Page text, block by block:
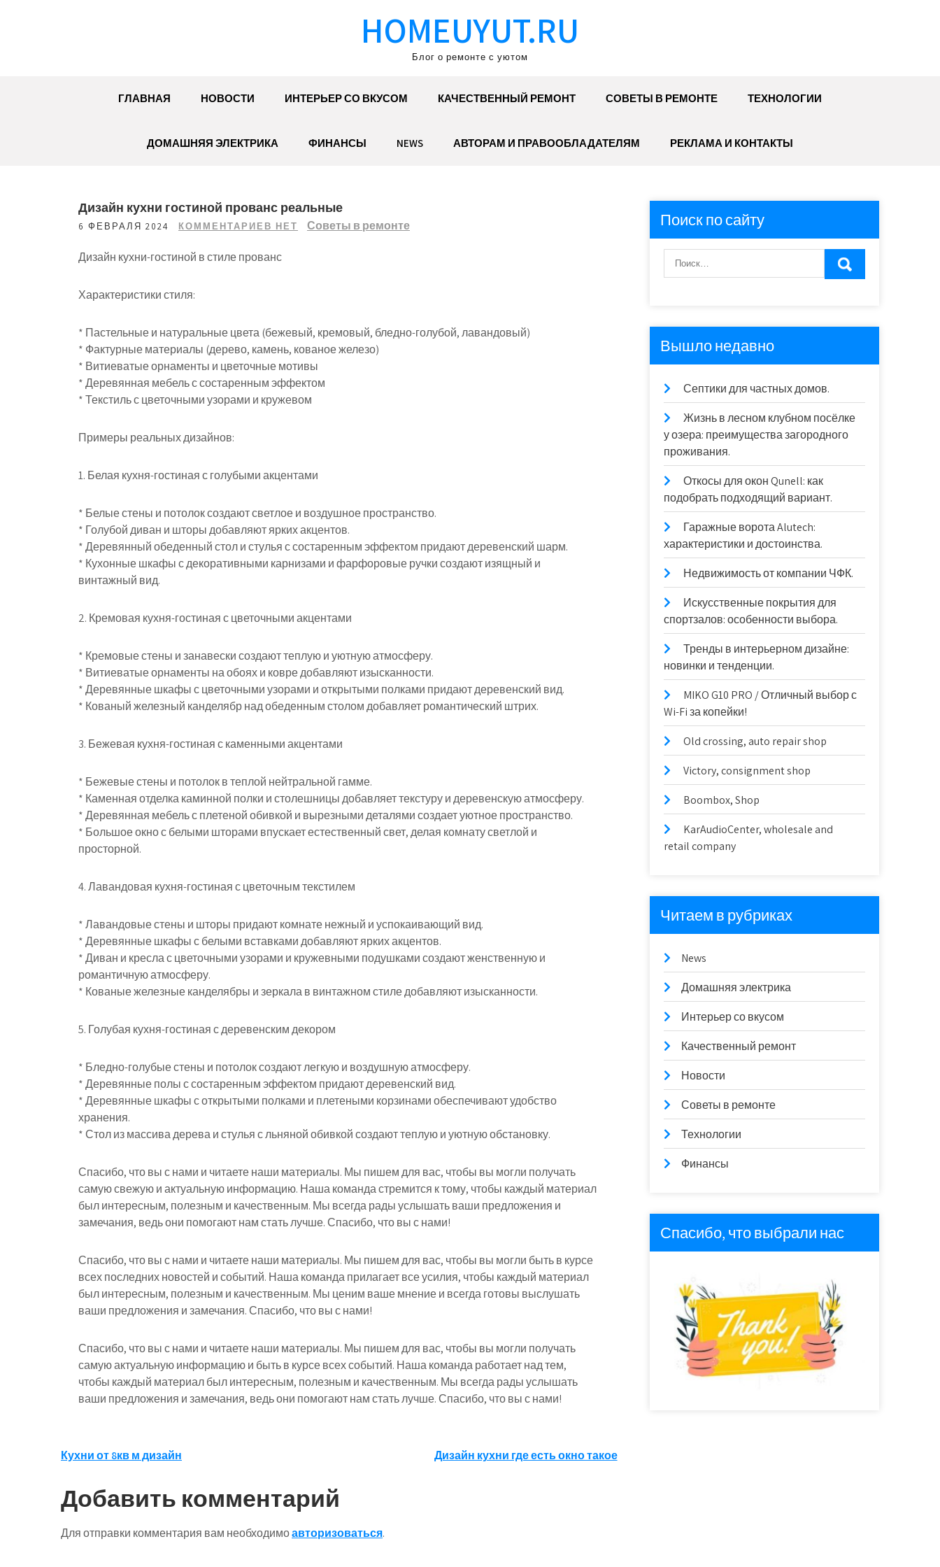
HOMEUYUT.RU
Блог о ремонте с уютом
ГЛАВНАЯ НОВОСТИ ИНТЕРЬЕР СО ВКУСОМ КАЧЕСТВЕННЫЙ РЕМОНТ СОВЕТЫ В РЕМОНТЕ ТЕХНОЛОГИИ
ДОМАШНЯЯ ЭЛЕКТРИКА ФИНАНСЫ NEWS АВТОРАМ И ПРАВООБЛАДАТЕЛЯМ РЕКЛАМА И КОНТАКТЫ
Дизайн кухни гостиной прованс реальные
6 ФЕВРАЛЯ 2024 КОММЕНТАРИЕВ НЕТ Советы в ремонте
Дизайн кухни-гостиной в стиле прованс
Характеристики стиля:
* Пастельные и натуральные цвета (бежевый, кремовый, бледно-голубой, лавандовый)
* Фактурные материалы (дерево, камень, кованое железо)
* Витиеватые орнаменты и цветочные мотивы
* Деревянная мебель с состаренным эффектом
* Текстиль с цветочными узорами и кружевом
Примеры реальных дизайнов:
1. Белая кухня-гостиная с голубыми акцентами
* Белые стены и потолок создают светлое и воздушное пространство.
* Голубой диван и шторы добавляют ярких акцентов.
* Деревянный обеденный стол и стулья с состаренным эффектом придают деревенский шарм.
* Кухонные шкафы с декоративными карнизами и фарфоровые ручки создают изящный и
винтажный вид.
2. Кремовая кухня-гостиная с цветочными акцентами
* Кремовые стены и занавески создают теплую и уютную атмосферу.
* Витиеватые орнаменты на обоях и ковре добавляют изысканности.
* Деревянные шкафы с цветочными узорами и открытыми полками придают деревенский вид.
* Кованый железный канделябр над обеденным столом добавляет романтический штрих.
3. Бежевая кухня-гостиная с каменными акцентами
* Бежевые стены и потолок в теплой нейтральной гамме.
* Каменная отделка каминной полки и столешницы добавляет текстуру и деревенскую атмосферу.
* Деревянная мебель с плетеной обивкой и вырезными деталями создает уютное пространство.
* Большое окно с белыми шторами впускает естественный свет, делая комнату светлой и
просторной.
4. Лавандовая кухня-гостиная с цветочным текстилем
* Лавандовые стены и шторы придают комнате нежный и успокаивающий вид.
* Деревянные шкафы с белыми вставками добавляют ярких акцентов.
* Диван и кресла с цветочными узорами и кружевными подушками создают женственную и
романтичную атмосферу.
* Кованые железные канделябры и зеркала в винтажном стиле добавляют изысканности.
5. Голубая кухня-гостиная с деревенским декором
* Бледно-голубые стены и потолок создают легкую и воздушную атмосферу.
* Деревянные полы с состаренным эффектом придают деревенский вид.
* Деревянные шкафы с открытыми полками и плетеными корзинами обеспечивают удобство
хранения.
* Стол из массива дерева и стулья с льняной обивкой создают теплую и уютную обстановку.
Спасибо, что вы с нами и читаете наши материалы. Мы пишем для вас, чтобы вы могли получать
самую свежую и актуальную информацию. Наша команда стремится к тому, чтобы каждый материал
был интересным, полезным и качественным. Мы всегда рады услышать ваши предложения и
замечания, ведь они помогают нам стать лучше. Спасибо, что вы с нами!
Спасибо, что вы с нами и читаете наши материалы. Мы пишем для вас, чтобы вы могли быть в курсе
всех последних новостей и событий. Наша команда прилагает все усилия, чтобы каждый материал
был интересным, полезным и качественным. Мы ценим ваше мнение и всегда готовы выслушать
ваши предложения и замечания. Спасибо, что вы с нами!
Спасибо, что вы с нами и читаете наши материалы. Мы пишем для вас, чтобы вы могли получать
самую актуальную информацию и быть в курсе всех событий. Наша команда работает над тем,
чтобы каждый материал был интересным, полезным и качественным. Мы всегда рады услышать
ваши предложения и замечания, ведь они помогают нам стать лучше. Спасибо, что вы с нами!
Навигация
по
записям
Кухни от 8кв м дизайн Дизайн кухни где есть окно такое
Добавить комментарий
Для отправки комментария вам необходимоавторизоваться.
Поиск по сайту
Вышло недавно
Септики для частных домов.
Жизнь в лесном клубном посёлке
у озера: преимущества загородного
проживания.
Откосы для окон Qunell: как
подобрать подходящий вариант.
Гаражные ворота Alutech:
характеристики и достоинства.
Недвижимость от компании ЧФК.
Искусственные покрытия для
спортзалов: особенности выбора.
Тренды в интерьерном дизайне:
новинки и тенденции.
MIKO G10 PRO / Отличный выбор с
Wi-Fi за копейки!
Old crossing, auto repair shop
Victory, consignment shop
Boombox, Shop
KarAudioCenter, wholesale and
retail company
Читаем в рубриках
News
Домашняя электрика
Интерьер со вкусом
Качественный ремонт
Новости
Советы в ремонте
Технологии
Финансы
Спасибо, что выбрали нас